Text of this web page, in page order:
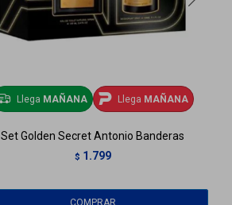
Llega MAÑANA Llega MAÑANA
Set Golden Secret Antonio Banderas
$ 1.799